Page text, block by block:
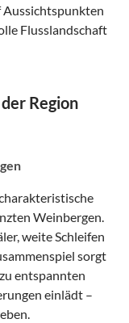
Flusslandschaft
Region
Weinbergen.
weite Schleifen
sorgt
entspannten
einlädt –